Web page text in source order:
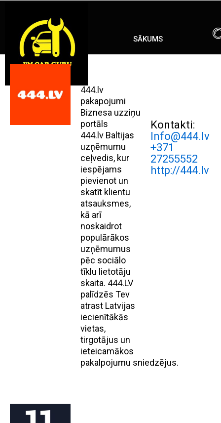
SĀKUMS
444.lv
pakapojumi
Biznesa uzziņu
portāls
444.lv Baltijas
uzņēmumu
ceļvedis, kur
iespējams
pievienot un
skatīt klientu
atsauksmes,
kā arī
noskaidrot
populārākos
uzņēmumus
pēc sociālo
tīklu lietotāju
skaita. 444.LV
palīdzēs Tev
atrast Latvijas
iecienītākās
vietas,
tirgotājus un
ieteicamākos
pakalpojumu sniedzējus.
Kontakti:
Info@444.lv
+371
27255552
http://444.lv